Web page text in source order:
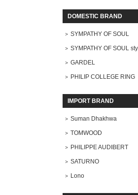
DOMESTIC BRAND
SYMPATHY OF SOUL
SYMPATHY OF SOUL
GARDEL
PHILIP COLLEGE RING
IMPORT BRAND
Suman Dhakhwa
TOMWOOD
PHILIPPE AUDIBERT
SATURNO
Lono